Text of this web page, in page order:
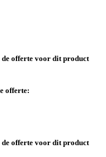
offerte voor dit product
offerte:
offerte voor dit product